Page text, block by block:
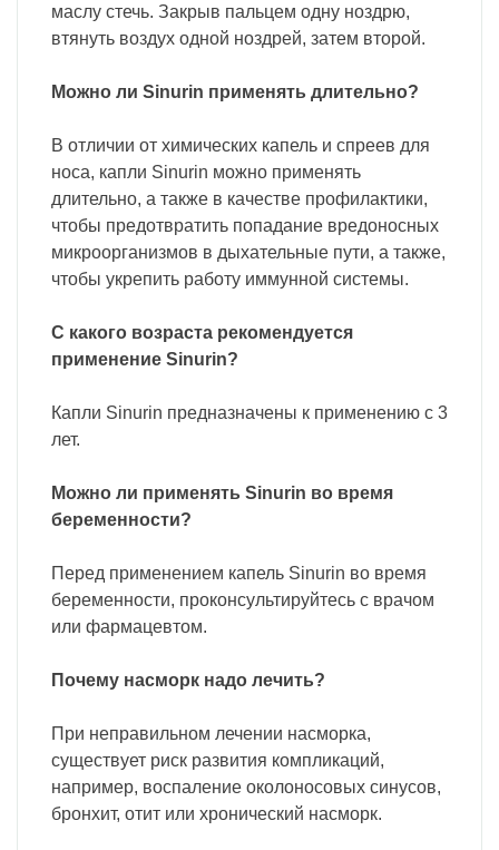
маслу стечь. Закрыв пальцем одну ноздрю,
втянуть воздух одной ноздрей, затем второй.
Можно ли Sinurin применять длительно?
В отличии от химических капель и спреев для
носа, капли Sinurin можно применять
длительно, а также в качестве профилактики,
чтобы предотвратить попадание вредоносных
микроорганизмов в дыхательные пути, а также,
чтобы укрепить работу иммунной системы.
С какого возраста рекомендуется
применение Sinurin?
Капли Sinurin предназначены к применению с 3
лет.
Можно ли применять Sinurin во время
беременности?
Перед применением капель Sinurin во время
беременности, проконсультируйтесь с врачом
или фармацевтом.
Почему насморк надо лечить?
При неправильном лечении насморка,
существует риск развития компликаций,
например, воспаление околоносовых синусов,
бронхит, отит или хронический насморк.